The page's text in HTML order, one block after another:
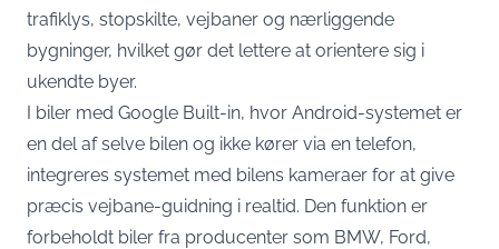
trafiklys, stopskilte, vejbaner og nærliggende
bygninger, hvilket gør det lettere at orientere sig i
ukendte byer.
I biler med Google Built-in, hvor Android-systemet er
en del af selve bilen og ikke kører via en telefon,
integreres systemet med bilens kameraer for at give
præcis vejbane-guidning i realtid. Den funktion er
forbeholdt biler fra producenter som BMW, Ford,